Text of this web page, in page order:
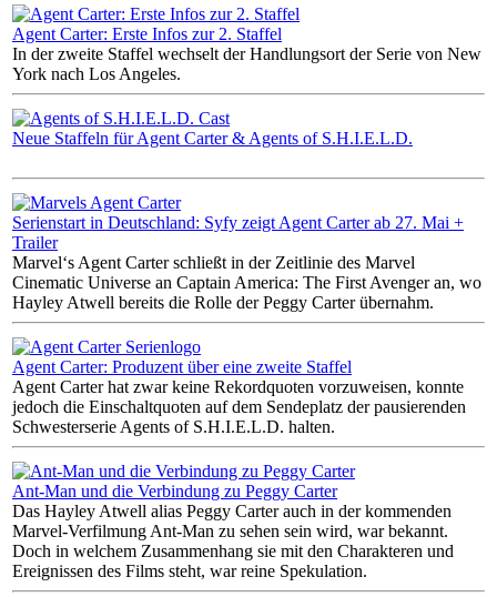
Agent Carter: Erste Infos zur 2. Staffel
In der zweite Staffel wechselt der Handlungsort der Serie von New
York nach Los Angeles.
Neue Staffeln für Agent Carter & Agents of S.H.I.E.L.D.
Serienstart in Deutschland: Syfy zeigt Agent Carter ab 27. Mai +
Trailer
Marvel‘s Agent Carter schließt in der Zeitlinie des Marvel
Cinematic Universe an Captain America: The First Avenger an, wo
Hayley Atwell bereits die Rolle der Peggy Carter übernahm.
Agent Carter: Produzent über eine zweite Staffel
Agent Carter hat zwar keine Rekordquoten vorzuweisen, konnte
jedoch die Einschaltquoten auf dem Sendeplatz der pausierenden
Schwesterserie Agents of S.H.I.E.L.D. halten.
Ant-Man und die Verbindung zu Peggy Carter
Das Hayley Atwell alias Peggy Carter auch in der kommenden
Marvel-Verfilmung Ant-Man zu sehen sein wird, war bekannt.
Doch in welchem Zusammenhang sie mit den Charakteren und
Ereignissen des Films steht, war reine Spekulation.